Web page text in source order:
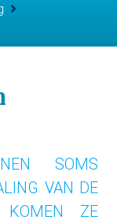
SOMS
VAN DE
KOMEN ZE